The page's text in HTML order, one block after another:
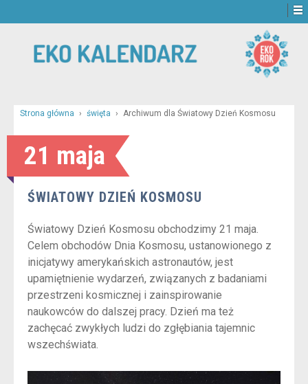
Strona główna › święta › Archiwum dla Światowy Dzień Kosmosu
21 maja
ŚWIATOWY DZIEŃ KOSMOSU
Światowy Dzień Kosmosu obchodzimy 21 maja.
Celem obchodów Dnia Kosmosu, ustanowionego z
inicjatywy amerykańskich astronautów, jest
upamiętnienie wydarzeń, związanych z badaniami
przestrzeni kosmicznej i zainspirowanie
naukowców do dalszej pracy. Dzień ma też
zachęcać zwykłych ludzi do zgłębiania tajemnic
wszechświata.